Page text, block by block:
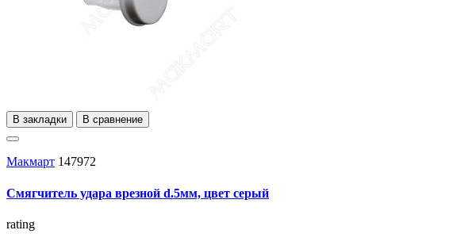
В закладки В сравнение
Макмарт 147972
Смягчитель удара врезной d.5мм, цвет серый
rating